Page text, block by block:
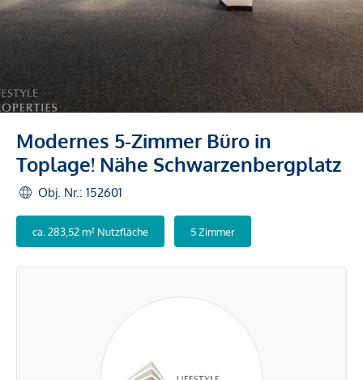
Modernes 5-Zimmer Büro in
Toplage! Nähe Schwarzenbergplatz
Obj. Nr.: 152601
ca. 283,52 m² Nutzfläche 5 Zimmer